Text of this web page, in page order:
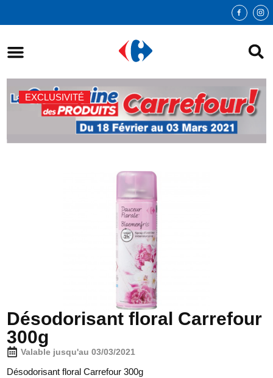
EXCLUSIVITÉ
Désodorisant floral Carrefour
300g
Valable jusqu'au 03/03/2021
Désodorisant floral Carrefour 300g